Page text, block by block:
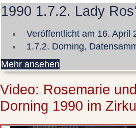
1990 1.7.2. Lady Ros‘
Veröffentlicht am 16. April
1.7.2. Dorning,
Mehr ansehen
Video: Rosemarie
Dorning 1990 im